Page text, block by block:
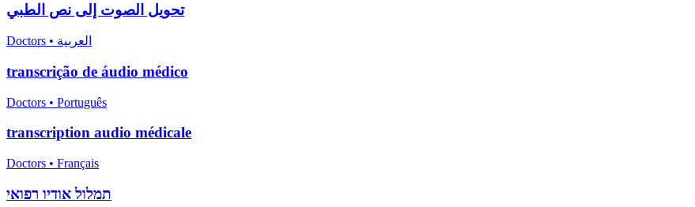
تحويل الصوت إلى نص الطبي
Doctors • العربية
transcrição de áudio médico
Doctors • Português
transcription audio médicale
Doctors • Français
תמלול אודיו רפואי